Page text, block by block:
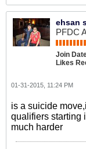
ehsan
PFDC
Join
Likes
01-31-2015, 11:24 PM
is a suicide
qualifiers starting
much harder